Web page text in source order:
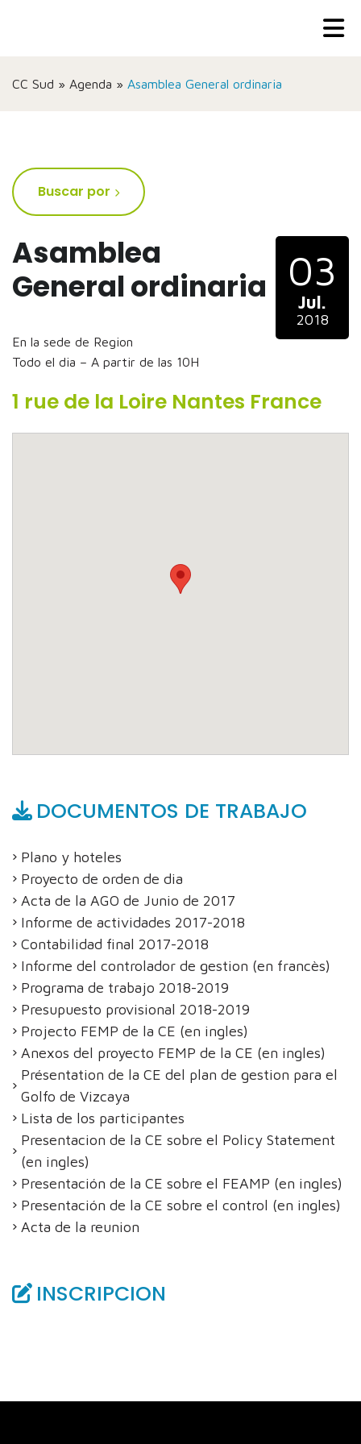
CC Sud » Agenda » Asamblea General ordinaria
Asamblea
General ordinaria
En la sede de Region
Todo el dia – A partir de las 10H
03
Jul.
2018
1 rue de la Loire Nantes France
DOCUMENTOS DE TRABAJO
Plano y hoteles
Proyecto de orden de dia
Acta de la AGO de Junio de 2017
Informe de actividades 2017-2018
Contabilidad final 2017-2018
Informe del controlador de gestion (en francès)
Programa de trabajo 2018-2019
Presupuesto provisional 2018-2019
Projecto FEMP de la CE (en ingles)
Anexos del proyecto FEMP de la CE (en ingles)
Présentation de la CE del plan de gestion para el
Golfo de Vizcaya
Lista de los participantes
Presentacion de la CE sobre el Policy Statement
(en ingles)
Presentación de la CE sobre el FEAMP (en ingles)
Presentación de la CE sobre el control (en ingles)
Acta de la reunion
INSCRIPCION
Buscar por